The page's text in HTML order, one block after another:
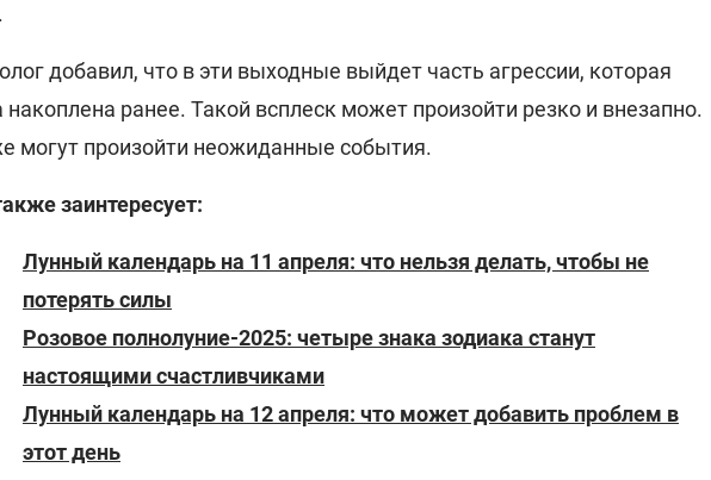
добавил, что в эти выходные выйдет часть агрессии, которая
ранее. Такой всплеск может произойти резко и внезапно.
могут произойти неожиданные события.
заинтересует:
Лунный календарь на 11 апреля: что нельзя делать, чтобы не
потерять силы
Розовое полнолуние-2025: четыре знака зодиака станут
настоящими счастливчиками
Лунный календарь на 12 апреля: что может добавить проблем в
этот день